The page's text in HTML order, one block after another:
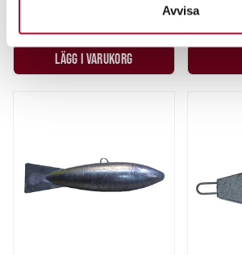
Du kan ändra eller dra tillbaka ditt
helst från cookie-förklaringen.
Vi använder enhetsidentifierare för att
information från din enhet till de sociala
annons- och analysföretag som vi
Dessa kan i sin tur kombinera
information som du har tillhandahållit
Avvisa
FINNS I LAGER.
LÄGG I VARUKORG